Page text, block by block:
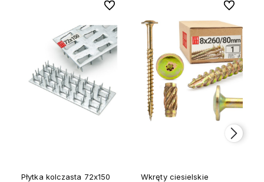
Płytka kolczasta 72x150
Do ulubionych
Wkręty ciesielskie
Do